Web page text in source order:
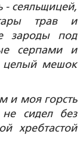
- сеяльщицей,
трав и
зароды под
серпами и
целый мешок
и моя горсть
сидел без
хребтастой